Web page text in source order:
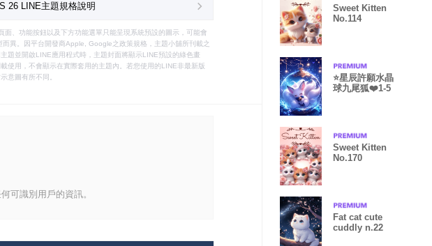
26 LINE主題規格說明
面、功能按鈕以及下方功能選單只能呈現系統預設的圖示，可能會
異。因平台開發商Apple, Google之政策規格，主題小舖所刊載之
題並開啟LINE應用程式時，主題封面將顯示LINE預設的綠色畫
使用，不會顯示在實際套用的主題內。若您使用的LINE非最新版
意圖有所不同。
可識別用戶的資訊。
Sweet Kitten
No.114
⭐️星辰許願水晶
球九尾狐❤️1-5
Sweet Kitten
No.170
Fat cat cute
cuddly n.22